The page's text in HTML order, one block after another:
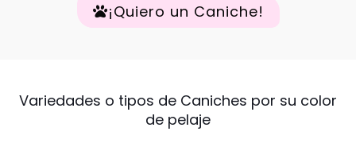
¡Quiero un Caniche!
Variedades o tipos de Caniches por su color
de pelaje